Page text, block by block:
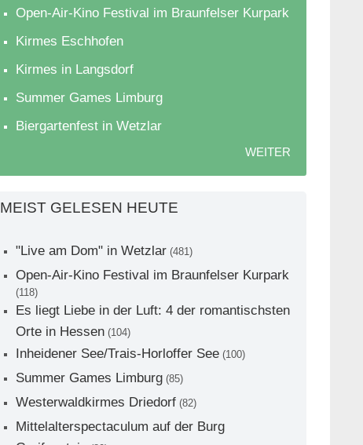
Open-Air-Kino Festival im Braunfelser Kurpark
Kirmes Eschhofen
Kirmes in Langsdorf
Summer Games Limburg
Biergartenfest in Wetzlar
WEITER
MEIST GELESEN HEUTE
"Live am Dom" in Wetzlar (481)
Open-Air-Kino Festival im Braunfelser Kurpark
(118)
Es liegt Liebe in der Luft: 4 der romantischsten
Orte in Hessen (104)
Inheidener See/Trais-Horloffer See (100)
Summer Games Limburg (85)
Westerwaldkirmes Driedorf (82)
Mittelalterspectaculum auf der Burg